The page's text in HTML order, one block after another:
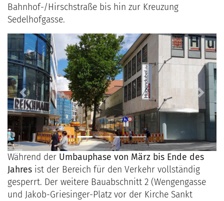
Bahnhof-/Hirschstraße bis hin zur Kreuzung
Sedelhofgasse.
Previous Next
Während der Umbauphase von März bis Ende des
Jahres ist der Bereich für den Verkehr vollständig
gesperrt. Der weitere Bauabschnitt 2 (Wengengasse
und Jakob-Griesinger-Platz vor der Kirche Sankt